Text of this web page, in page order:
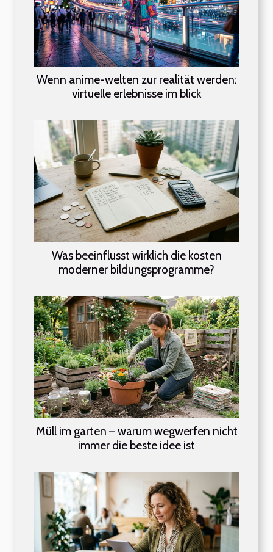
Wenn anime-welten zur realität werden:
virtuelle erlebnisse im blick
Was beeinflusst wirklich die kosten
moderner bildungsprogramme?
Müll im garten – warum wegwerfen nicht
immer die beste idee ist